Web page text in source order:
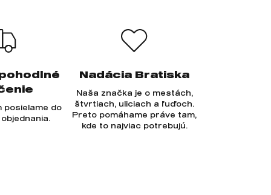
posielame do
Nadácia Bratiska
Naša značka je o mestách,
štvrtiach, uliciach a ľuďoch.
Preto pomáhame práve tam,
kde to najviac potrebujú.